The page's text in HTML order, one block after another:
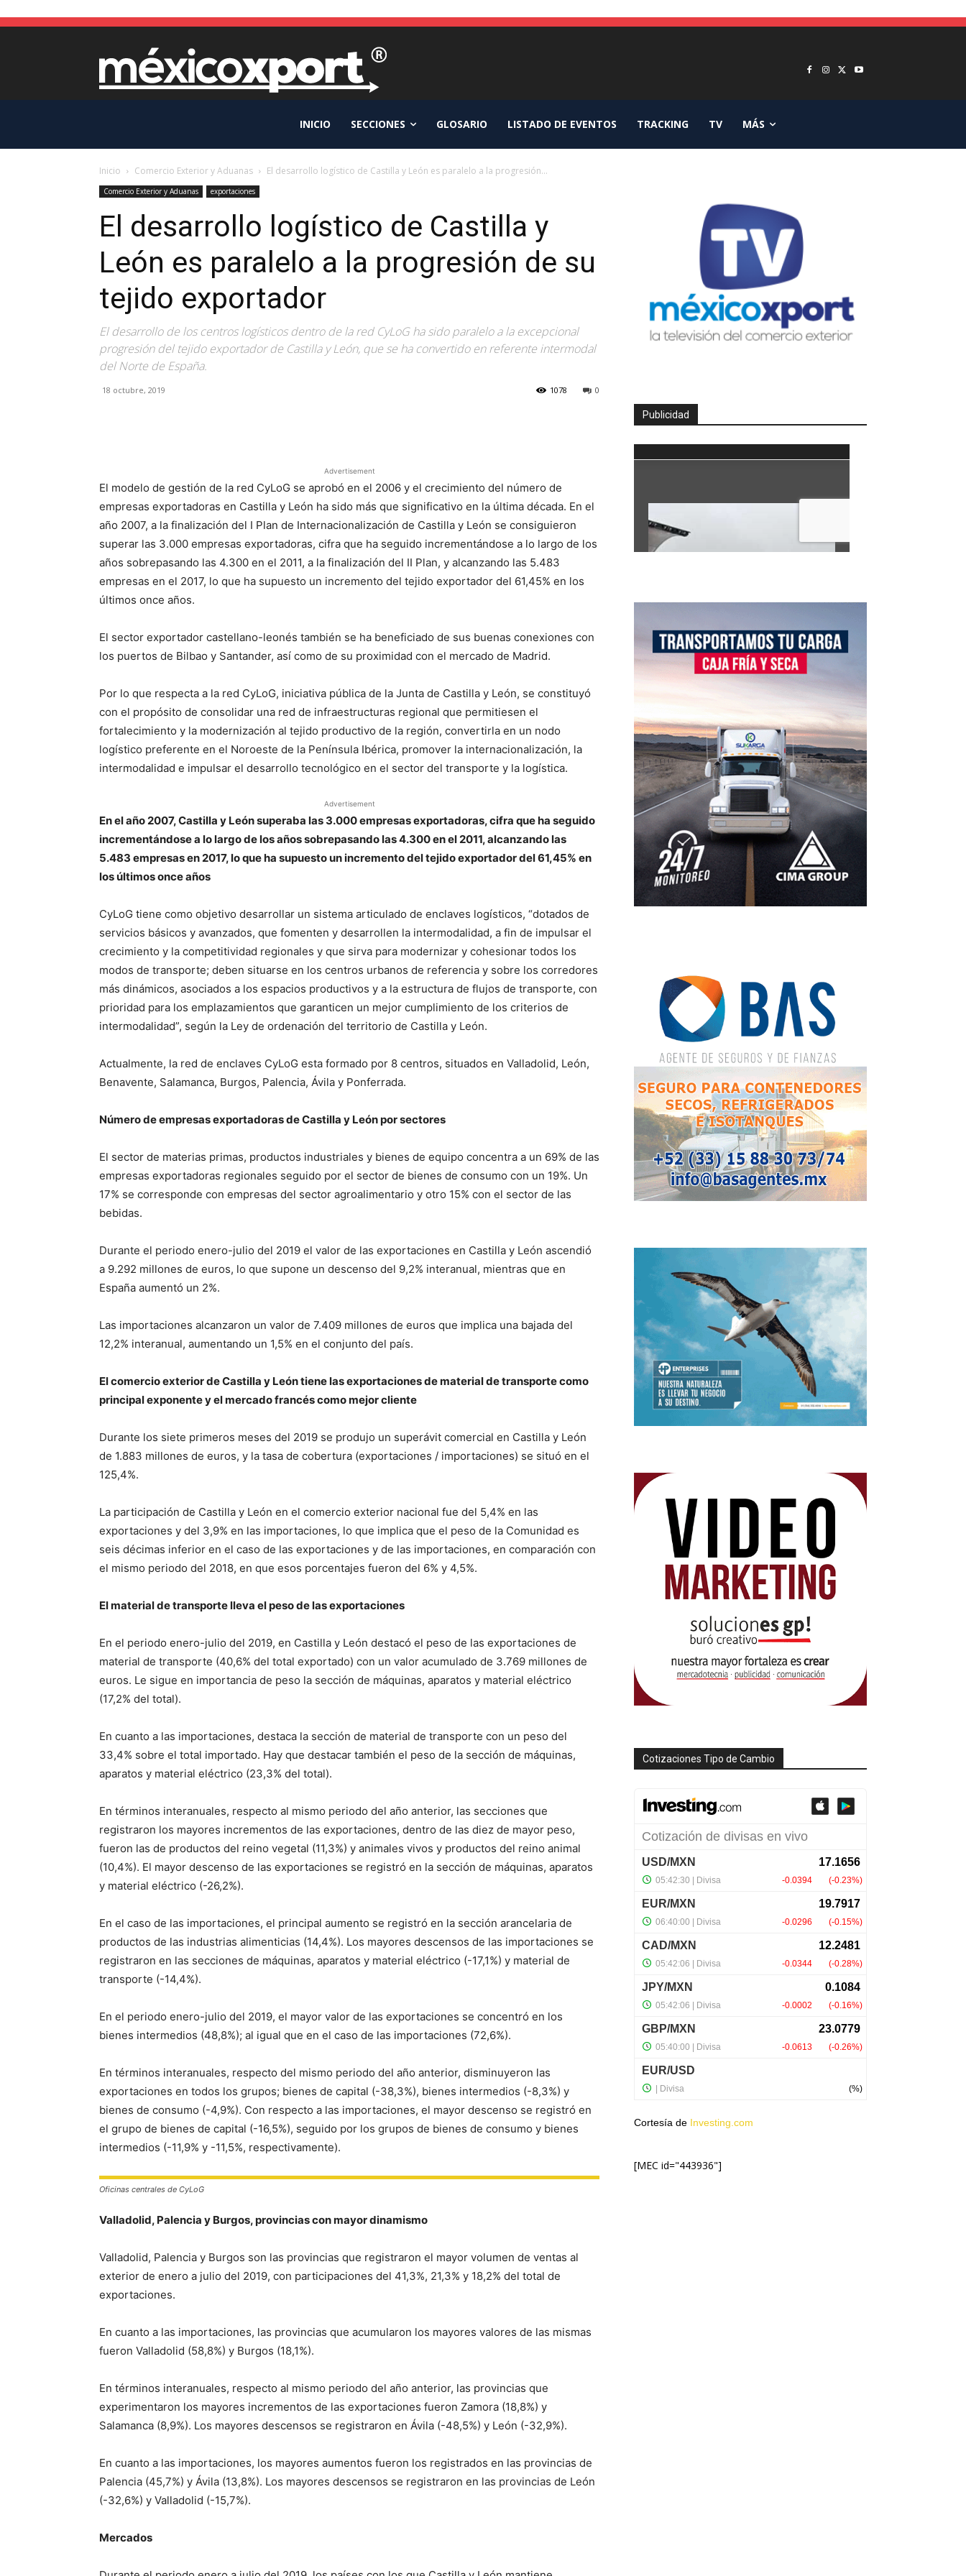
INICIO SECCIONES GLOSARIO LISTADO DE EVENTOS TRACKING TV MÁS
Inicio Comercio Exterior y Aduanas El desarrollo logístico de Castilla y León es paralelo a la progresión...
Comercio Exterior y Aduanas exportaciones
El desarrollo logístico de Castilla y
León es paralelo a la progresión de su
tejido exportador
El desarrollo de los centros logísticos dentro de la red CyLoG ha sido paralelo a la excepcional
progresión del tejido exportador de Castilla y León, que se ha convertido en referente intermodal
del Norte de España.
18 octubre, 2019 0
1078
Advertisement
El modelo de gestión de la red CyLoG se aprobó en el 2006 y el crecimiento del número de
empresas exportadoras en Castilla y León ha sido más que significativo en la última década. En el
año 2007, a la finalización del I Plan de Internacionalización de Castilla y León se consiguieron
superar las 3.000 empresas exportadoras, cifra que ha seguido incrementándose a lo largo de los
años sobrepasando las 4.300 en el 2011, a la finalización del II Plan, y alcanzando las 5.483
empresas en el 2017, lo que ha supuesto un incremento del tejido exportador del 61,45% en los
últimos once años.
El sector exportador castellano-leonés también se ha beneficiado de sus buenas conexiones con
los puertos de Bilbao y Santander, así como de su proximidad con el mercado de Madrid.
Por lo que respecta a la red CyLoG, iniciativa pública de la Junta de Castilla y León, se constituyó
con el propósito de consolidar una red de infraestructuras regional que permitiesen el
fortalecimiento y la modernización al tejido productivo de la región, convertirla en un nodo
logístico preferente en el Noroeste de la Península Ibérica, promover la internacionalización, la
intermodalidad e impulsar el desarrollo tecnológico en el sector del transporte y la logística.
Advertisement
En el año 2007, Castilla y León superaba las 3.000 empresas exportadoras, cifra que ha seguido
incrementándose a lo largo de los años sobrepasando las 4.300 en el 2011, alcanzando las
5.483 empresas en 2017, lo que ha supuesto un incremento del tejido exportador del 61,45% en
los últimos once años
CyLoG tiene como objetivo desarrollar un sistema articulado de enclaves logísticos, “dotados de
servicios básicos y avanzados, que fomenten y desarrollen la intermodalidad, a fin de impulsar el
crecimiento y la competitividad regionales y que sirva para modernizar y cohesionar todos los
modos de transporte; deben situarse en los centros urbanos de referencia y sobre los corredores
más dinámicos, asociados a los espacios productivos y a la estructura de flujos de transporte, con
prioridad para los emplazamientos que garanticen un mejor cumplimiento de los criterios de
intermodalidad”, según la Ley de ordenación del territorio de Castilla y León.
Actualmente, la red de enclaves CyLoG esta formado por 8 centros, situados en Valladolid, León,
Benavente, Salamanca, Burgos, Palencia, Ávila y Ponferrada.
Número de empresas exportadoras de Castilla y León por sectores
El sector de materias primas, productos industriales y bienes de equipo concentra a un 69% de las
empresas exportadoras regionales seguido por el sector de bienes de consumo con un 19%. Un
17% se corresponde con empresas del sector agroalimentario y otro 15% con el sector de las
bebidas.
Durante el periodo enero-julio del 2019 el valor de las exportaciones en Castilla y León ascendió
a 9.292 millones de euros, lo que supone un descenso del 9,2% interanual, mientras que en
España aumentó un 2%.
Las importaciones alcanzaron un valor de 7.409 millones de euros que implica una bajada del
12,2% interanual, aumentando un 1,5% en el conjunto del país.
El comercio exterior de Castilla y León tiene las exportaciones de material de transporte como
principal exponente y el mercado francés como mejor cliente
Durante los siete primeros meses del 2019 se produjo un superávit comercial en Castilla y León
de 1.883 millones de euros, y la tasa de cobertura (exportaciones / importaciones) se situó en el
125,4%.
La participación de Castilla y León en el comercio exterior nacional fue del 5,4% en las
exportaciones y del 3,9% en las importaciones, lo que implica que el peso de la Comunidad es
seis décimas inferior en el caso de las exportaciones y de las importaciones, en comparación con
el mismo periodo del 2018, en que esos porcentajes fueron del 6% y 4,5%.
El material de transporte lleva el peso de las exportaciones
En el periodo enero-julio del 2019, en Castilla y León destacó el peso de las exportaciones de
material de transporte (40,6% del total exportado) con un valor acumulado de 3.769 millones de
euros. Le sigue en importancia de peso la sección de máquinas, aparatos y material eléctrico
(17,2% del total).
En cuanto a las importaciones, destaca la sección de material de transporte con un peso del
33,4% sobre el total importado. Hay que destacar también el peso de la sección de máquinas,
aparatos y material eléctrico (23,3% del total).
En términos interanuales, respecto al mismo periodo del año anterior, las secciones que
registraron los mayores incrementos de las exportaciones, dentro de las diez de mayor peso,
fueron las de productos del reino vegetal (11,3%) y animales vivos y productos del reino animal
(10,4%). El mayor descenso de las exportaciones se registró en la sección de máquinas, aparatos
y material eléctrico (-26,2%).
En el caso de las importaciones, el principal aumento se registró en la sección arancelaria de
productos de las industrias alimenticias (14,4%). Los mayores descensos de las importaciones se
registraron en las secciones de máquinas, aparatos y material eléctrico (-17,1%) y material de
transporte (-14,4%).
En el periodo enero-julio del 2019, el mayor valor de las exportaciones se concentró en los
bienes intermedios (48,8%); al igual que en el caso de las importaciones (72,6%).
En términos interanuales, respecto del mismo periodo del año anterior, disminuyeron las
exportaciones en todos los grupos; bienes de capital (-38,3%), bienes intermedios (-8,3%) y
bienes de consumo (-4,9%). Con respecto a las importaciones, el mayor descenso se registró en
el grupo de bienes de capital (-16,5%), seguido por los grupos de bienes de consumo y bienes
intermedios (-11,9% y -11,5%, respectivamente).
Oficinas centrales de CyLoG
Valladolid, Palencia y Burgos, provincias con mayor dinamismo
Valladolid, Palencia y Burgos son las provincias que registraron el mayor volumen de ventas al
exterior de enero a julio del 2019, con participaciones del 41,3%, 21,3% y 18,2% del total de
exportaciones.
En cuanto a las importaciones, las provincias que acumularon los mayores valores de las mismas
fueron Valladolid (58,8%) y Burgos (18,1%).
En términos interanuales, respecto al mismo periodo del año anterior, las provincias que
experimentaron los mayores incrementos de las exportaciones fueron Zamora (18,8%) y
Salamanca (8,9%). Los mayores descensos se registraron en Ávila (-48,5%) y León (-32,9%).
En cuanto a las importaciones, los mayores aumentos fueron los registrados en las provincias de
Palencia (45,7%) y Ávila (13,8%). Los mayores descensos se registraron en las provincias de León
(-32,6%) y Valladolid (-15,7%).
Mercados
Publicidad
Cotizaciones Tipo de Cambio
Cortesía de Investing.com
[MEC id="443936"]